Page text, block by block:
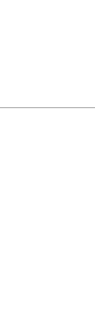
services et le